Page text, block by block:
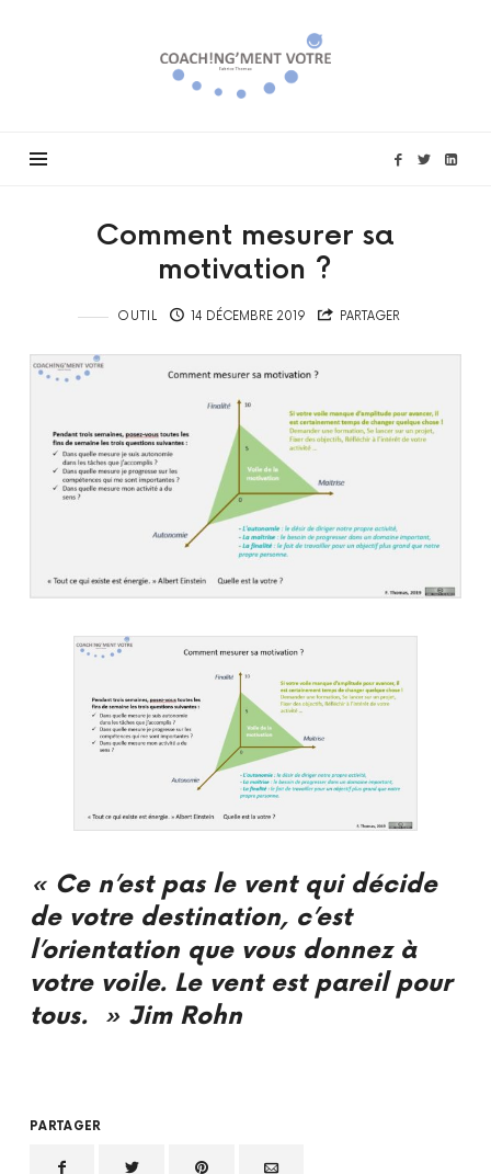
Coach!ng'ment
vôtre
Comment mesurer sa
motivation ?
OUTIL 14 DÉCEMBRE 2019 PARTAGER
« Ce n’est pas le vent qui décide
de votre destination, c’est
l’orientation que vous donnez à
votre voile. Le vent est pareil pour
tous. » Jim Rohn
PARTAGER